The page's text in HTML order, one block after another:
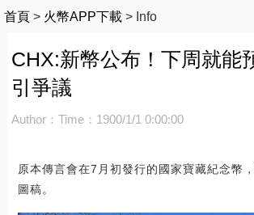
首頁 > 火幣APP下載 > Info
CHX:新幣公布！下周就能
引爭議
Author： Time：1900/1/1 0:00:00
原本傳言會在7月初發行的國家寶藏紀念幣
圖稿。